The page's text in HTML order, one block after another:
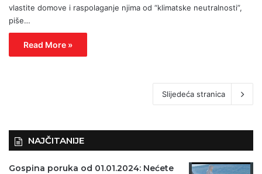
vlastite domove i raspolaganje njima od “klimatske neutralnosti”,
piše…
Read More »
Slijedeća stranica
NAJČITANIJE
Gospina poruka od 01.01.2024: Nećete